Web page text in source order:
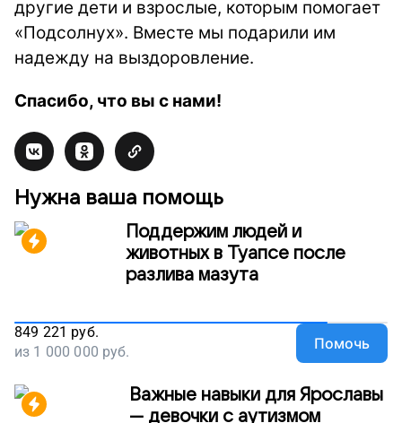
другие дети и взрослые, которым помогает
«Подсолнух». Вместе мы подарили им
надежду на выздоровление.
Спасибо, что вы с нами!
Нужна ваша помощь
Поддержим людей и
животных в Туапсе после
разлива мазута
849 221 руб.
из 1 000 000 руб. Помочь
Важные навыки для Ярославы
— девочки с аутизмом